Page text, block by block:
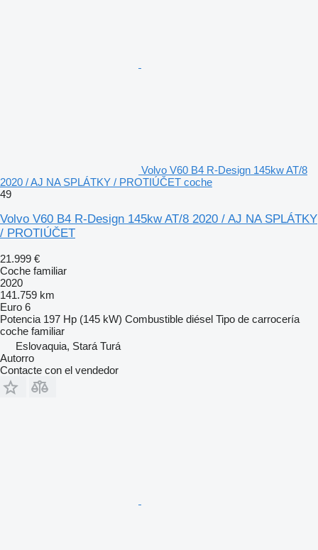
Volvo V60 B4 R-Design 145kw AT/8
2020 / AJ NA SPLÁTKY / PROTIÚČET coche
49
Volvo V60 B4 R-Design 145kw AT/8 2020 / AJ NA SPLÁTKY
/ PROTIÚČET
21.999 €
Coche familiar
2020
141.759 km
Euro 6
Potencia 197 Hp (145 kW) Combustible diésel Tipo de carrocería
coche familiar
Eslovaquia, Stará Turá
Autorro
Contacte con el vendedor